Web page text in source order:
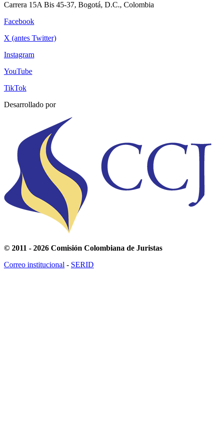
Carrera 15A Bis 45-37, Bogotá, D.C., Colombia
Facebook
X (antes Twitter)
Instagram
YouTube
TikTok
Desarrollado por
© 2011 - 2026 Comisión Colombiana de Juristas
Correo institucional - SERID